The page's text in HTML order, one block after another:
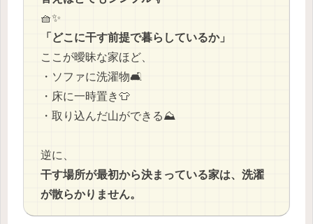
🧺✨
「どこに干す前提で暮らしているか」
ここが曖昧な家ほど、
・ソファに洗濯物🛋️
・床に一時置き👕
・取り込んだ山ができる⛰️
逆に、
干す場所が最初から決まっている家は、洗濯
が散らかりません。